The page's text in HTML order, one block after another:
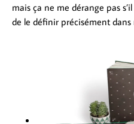
mais ça ne me dérange pas
de le définir précisément dans